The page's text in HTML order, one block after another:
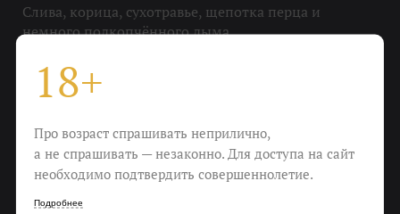
Слива, корица, сухотравье, щепотка перца и
немного подкопчённого дыма
Охладить
До 16-18 градусов
Еда
Спагетти «болоньезе» и макароны по-флотски,
бургер от шефа и фрикадельки по-домашнему
18+
Про возраст спрашивать неприлично,
а не спрашивать — незаконно. Для доступа на сайт
необходимо подтвердить совершеннолетие.
Подробнее